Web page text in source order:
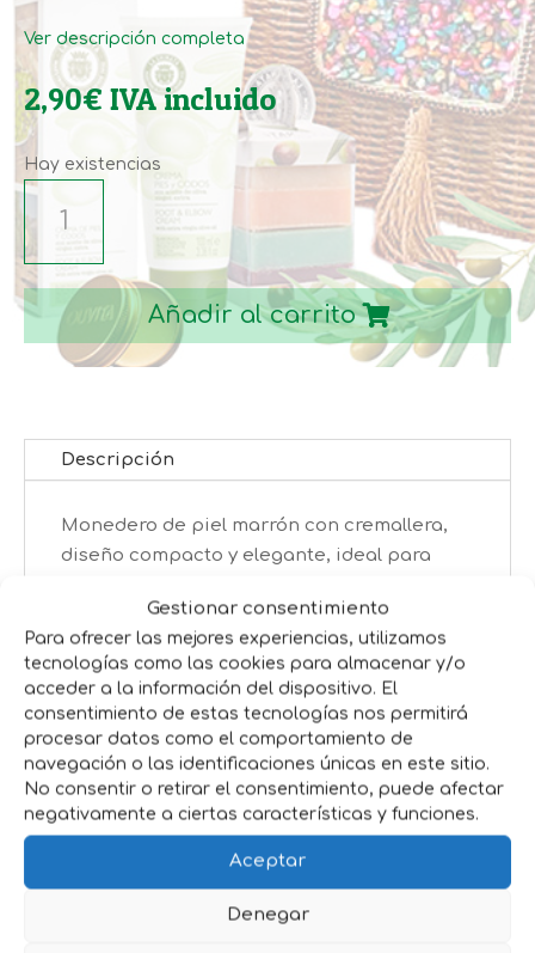
Gestionar consentimiento
Para ofrecer las mejores experiencias, utilizamos
tecnologías como las cookies para almacenar y/o
acceder a la información del dispositivo. El
consentimiento de estas tecnologías nos permitirá
procesar datos como el comportamiento de
navegación o las identificaciones únicas en este sitio.
No consentir o retirar el consentimiento, puede afectar
negativamente a ciertas características y funciones.
Aceptar
Denegar
Ver descripción completa
2,90€ IVA incluido
Hay existencias
MONEDERO
(Y01)
cantidad
Añadir al carrito
Descripción
Monedero de piel marrón con cremallera,
diseño compacto y elegante, ideal para
Productos relacionados
BOLSO IRENE